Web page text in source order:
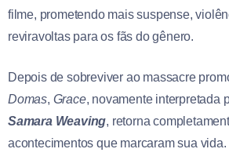
filme, prometendo mais suspense,
reviravoltas para os fãs do gênero.
Depois de sobreviver ao massacre
Domas, Grace, novamente interpretada
Samara Weaving, retorna
acontecimentos que marcaram sua vida.